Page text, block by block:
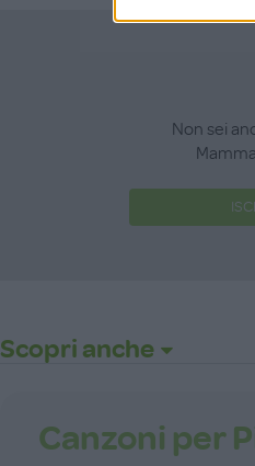
Non sei
Scopri anche
Canzoni per